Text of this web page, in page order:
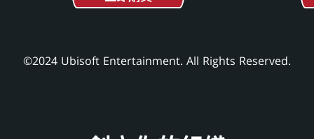
©2024 Ubisoft Entertainment. All Rights Reserved.